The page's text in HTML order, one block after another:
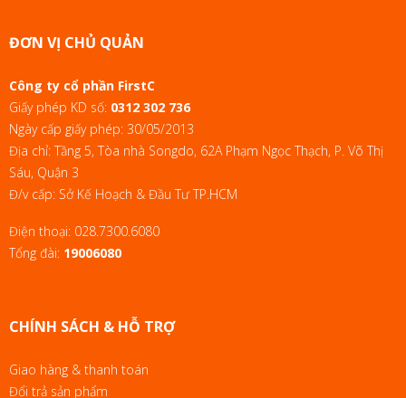
ĐƠN VỊ CHỦ QUẢN
Công ty cổ phần FirstC
Giấy phép KD số: 0312 302 736
Ngày cấp giấy phép: 30/05/2013
Địa chỉ: Tầng 5, Tòa nhà Songdo, 62A Phạm Ngọc Thạch, P. Võ Thị
Sáu, Quận 3
Đ/v cấp: Sở Kế Hoạch & Đầu Tư TP.HCM
Điện thoại: 028.7300.6080
Tổng đài: 19006080
CHÍNH SÁCH & HỖ TRỢ
Giao hàng & thanh toán
Đổi trả sản phẩm